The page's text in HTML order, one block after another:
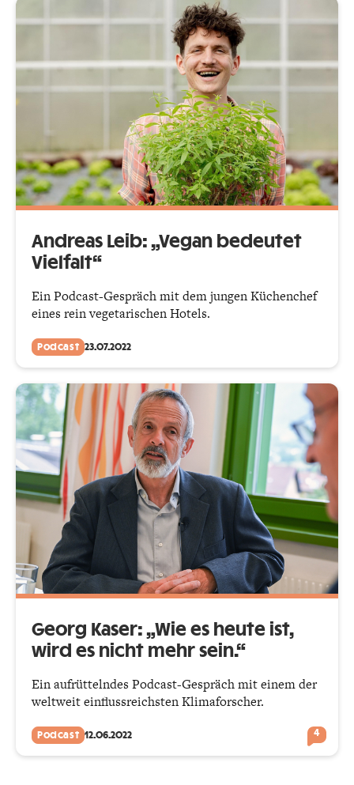
Andreas Leib: „Vegan bedeutet
Vielfalt“
Ein Podcast-Gespräch mit dem jungen Küchenchef
eines rein vegetarischen Hotels.
Podcast 23.07.2022
Georg Kaser: „Wie es heute ist,
wird es nicht mehr sein.“
Ein aufrüttelndes Podcast-Gespräch mit einem der
weltweit einflussreichsten Klimaforscher.
Podcast 12.06.2022 4